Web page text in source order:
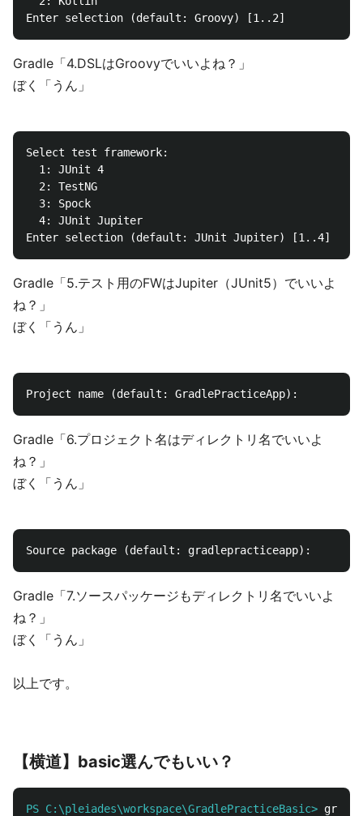
Gradle「4.DSLはGroovyでいいよね？」
ぼく「うん」
Select test framework:
  1: JUnit 4
  2: TestNG
  3: Spock
  4: JUnit Jupiter
Gradle「5.テスト用のFWはJupiter（JUnit5）でいいよ
ね？」
ぼく「うん」
Gradle「6.プロジェクト名はディレクトリ名でいいよ
ね？」
ぼく「うん」
Gradle「7.ソースパッケージもディレクトリ名でいいよ
ね？」
ぼく「うん」
以上です。
【横道】basic選んでもいい？
PS C:\pleiades\workspace\GradlePracticeBasic>